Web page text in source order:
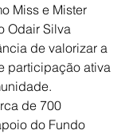
Miss e Mister
Odair Silva
de valorizar a
participação ativa
de 700
do Fundo